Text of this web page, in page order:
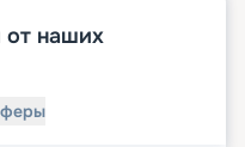
от наших